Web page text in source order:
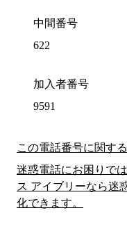
中間番号
622
加入者番号
9591
この電話番号に関す
迷惑電話にお困りで
ス アイブリーなら迷
化できます。